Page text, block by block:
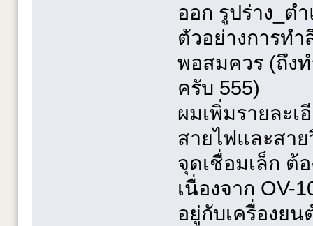
ออก รูปร่าง_ต
ตัวอย่างการท
พอสมควร (ถึง
ครับ 555)
ผมเพิ่มรายละเ
สายไฟและสา
จุดเชื่อมเล็ก ต้
เนื่องจาก OV-
อยู่กับเครื่องย